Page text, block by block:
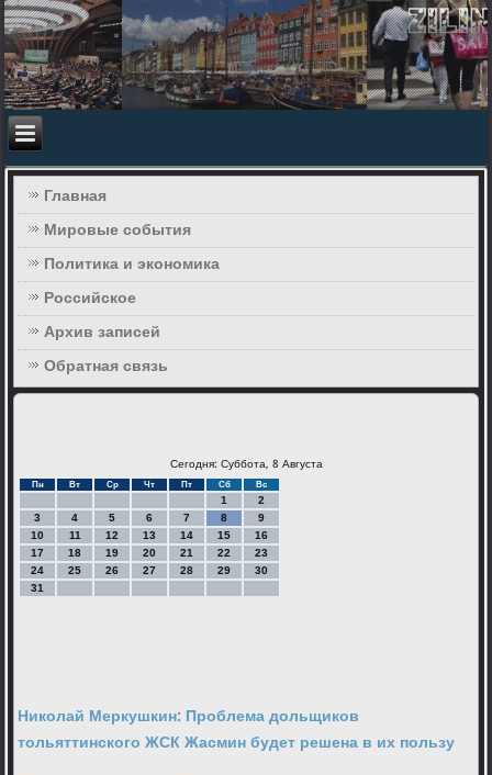
Главная
Мировые события
Политика и экономика
Российское
Архив записей
Обратная связь
Сегодня: Суббота, 8 Августа
Пн Вт Ср Чт Пт Сб Вс
1
2
3
4 5 6 7 8
9
10
11 12 13 14 15
16
17
18 19 20 21 22
23
24
25 26 27 28 29
30
31
Николай Меркушкин: Проблема дольщиков
тольяттинского ЖСК Жасмин будет решена в их пользу